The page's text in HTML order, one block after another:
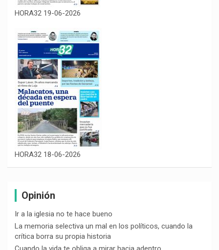
HORA32 19-06-2026
HORA32 18-06-2026
Opinión
Ir a la iglesia no te hace bueno
La memoria selectiva un mal en los políticos, cuando la
crítica borra su propia historia